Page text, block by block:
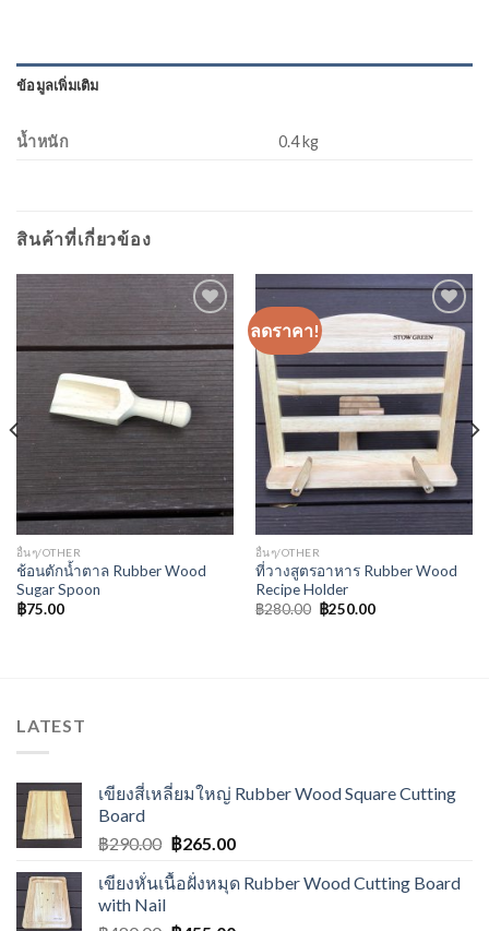
ข้อมูลเพิ่มเติม
น้ำหนัก 0.4 kg
สินค้าที่เกี่ยวข้อง
Add to
Wishlist
อื่นๆ/OTHER
ช้อนตักน้ำตาล Rubber Wood
Sugar Spoon
฿75.00
ลดราคา!
Add to
Wishlist
อื่นๆ/OTHER
ที่วางสูตรอาหาร Rubber Wood
Recipe Holder
฿280.00 ฿250.00
LATEST
เขียงสี่เหลี่ยมใหญ่ Rubber Wood Square Cutting
Board
฿290.00 ฿265.00
เขียงหั่นเนื้อฝั่งหมุด Rubber Wood Cutting Board
with Nail